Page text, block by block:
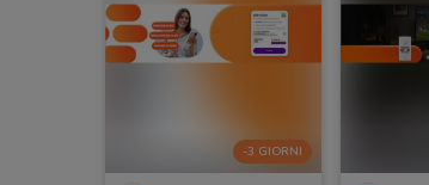
-3 GIORNI